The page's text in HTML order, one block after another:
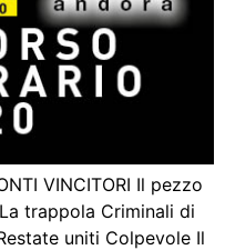
VINCITORI Il pezzo
trappola Criminali di
uniti Colpevole Il